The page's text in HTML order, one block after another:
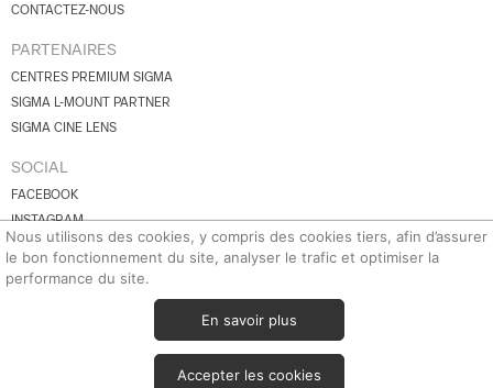
Nous utilisons des cookies, y compris des cookies tiers, afin d’assurer
le bon fonctionnement du site, analyser le trafic et optimiser la
performance du site.
En savoir plus
Accepter les cookies
CONTACTEZ-NOUS
PARTENAIRES
CENTRES PREMIUM SIGMA
SIGMA L-MOUNT PARTNER
SIGMA CINE LENS
SOCIAL
FACEBOOK
INSTAGRAM
YOUTUBE
BLUESKY
© 2026 SIGMA Corporation.
Tous droits réservés.